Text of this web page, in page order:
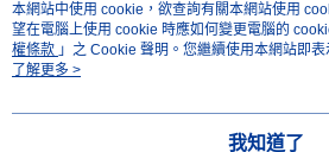
熱門標籤
本網站中使用 cookie，欲查詢有關本網站使用
望在電腦上使用 cookie 時應如何變更電腦的
權條款 」之 Cookie 聲明。您繼續使用本網站即
用條款之 Cookie 聲明使用 cookie。
了解更多 >
我知道了